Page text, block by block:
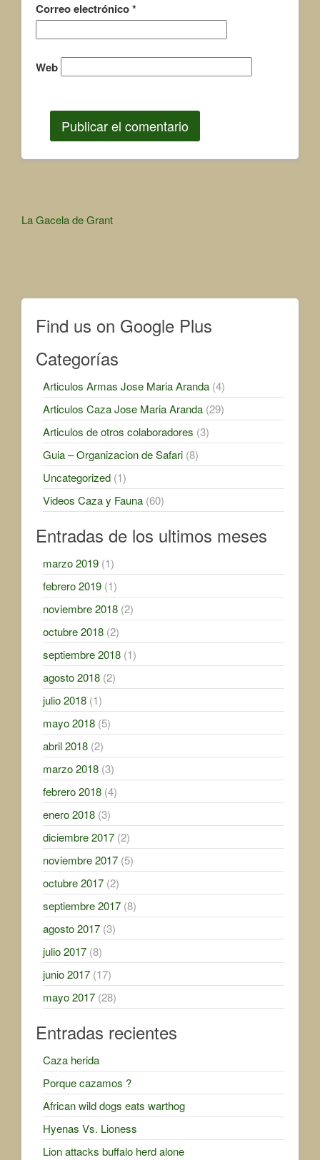
Correo electrónico*
Web
Other
La Gacela de Grant
Find us on Google Plus
Categorías
Articulos Armas Jose Maria Aranda (4)
Articulos Caza Jose Maria Aranda (29)
Articulos de otros colaboradores (3)
Guia – Organizacion de Safari (8)
Uncategorized (1)
Videos Caza y Fauna (60)
Entradas de los ultimos meses
marzo 2019 (1)
febrero 2019 (1)
noviembre 2018 (2)
octubre 2018 (2)
septiembre 2018 (1)
agosto 2018 (2)
julio 2018 (1)
mayo 2018 (5)
abril 2018 (2)
marzo 2018 (3)
febrero 2018 (4)
enero 2018 (3)
diciembre 2017 (2)
noviembre 2017 (5)
octubre 2017 (2)
septiembre 2017 (8)
agosto 2017 (3)
julio 2017 (8)
junio 2017 (17)
mayo 2017 (28)
Entradas recientes
Caza herida
Porque cazamos ?
African wild dogs eats warthog
Hyenas Vs. Lioness
Lion attacks buffalo herd alone